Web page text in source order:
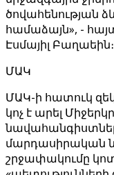
ծովահենության
համաձայն», -
Էսմայիլ Բաղաեին։
ՄԱԿ
ՄԱԿ-ի հատուկ
կոչ է արել
մարդասիրական
շրջափակումը